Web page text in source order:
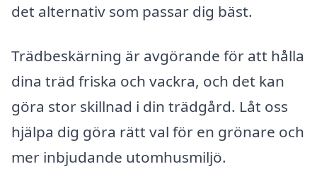
det alternativ som passar dig bäst.
Trädbeskärning är avgörande för att hålla
dina träd friska och vackra, och det kan
göra stor skillnad i din trädgård. Låt oss
hjälpa dig göra rätt val för en grönare och
mer inbjudande utomhusmiljö.